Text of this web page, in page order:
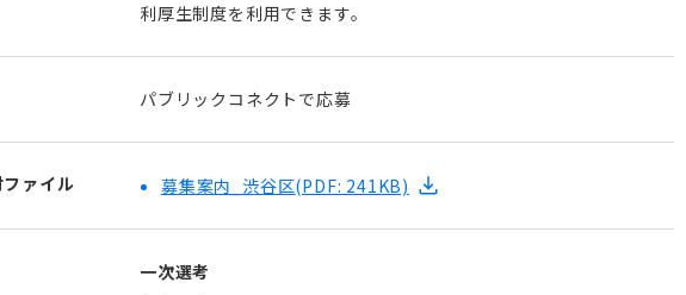
利厚生制度を利用できます。
パブリックコネクトで応募
ァイル 募集案内_渋谷区(PDF: 241KB)
一次選考